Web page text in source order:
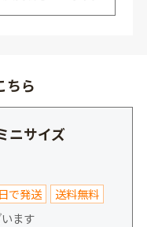
ちら
ニサイズ
で発送
送料無料
ます